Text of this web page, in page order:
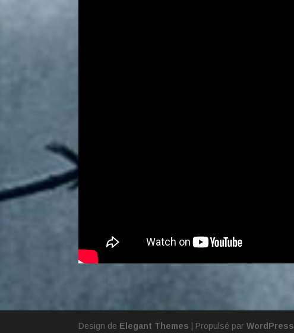
Design de Elegant Themes | Propulsé par WordPress